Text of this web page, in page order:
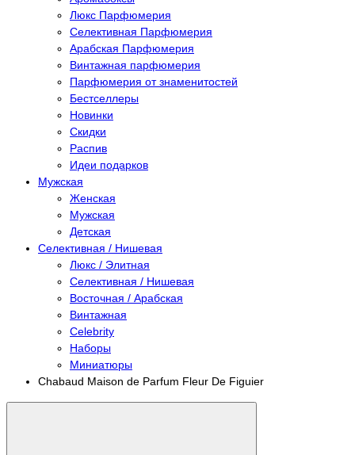
Люкс Парфюмерия
Селективная Парфюмерия
Арабская Парфюмерия
Винтажная парфюмерия
Парфюмерия от знаменитостей
Бестселлеры
Новинки
Скидки
Распив
Идеи подарков
Мужская
Женская
Мужская
Детская
Селективная / Нишевая
Люкс / Элитная
Селективная / Нишевая
Восточная / Арабская
Винтажная
Celebrity
Наборы
Миниатюры
Chabaud Maison de Parfum Fleur De Figuier